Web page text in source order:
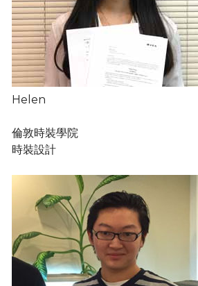
Helen
倫敦時裝學院
時裝設計